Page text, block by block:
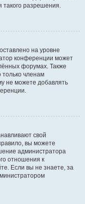
разрешения.
на уровне
конференции может
форумах. Также
членам
не можете добавлять
свой
вы можете
администратора
отношения к
Если вы не знаете, за